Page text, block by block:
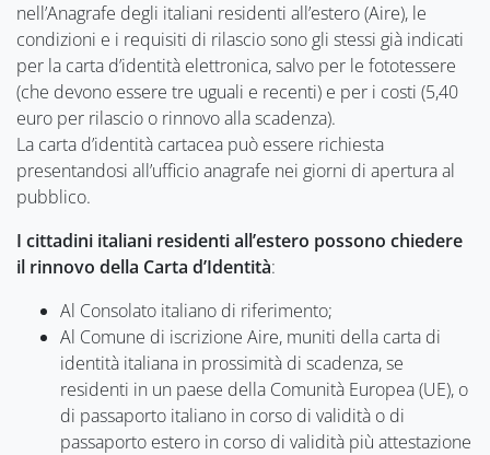
nell’Anagrafe degli italiani residenti all’estero (Aire), le
condizioni e i requisiti di rilascio sono gli stessi già indicati
per la carta d’identità elettronica, salvo per le fototessere
(che devono essere tre uguali e recenti) e per i costi (5,40
euro per rilascio o rinnovo alla scadenza).
La carta d’identità cartacea può essere richiesta
presentandosi all’ufficio anagrafe nei giorni di apertura al
pubblico.
I cittadini italiani residenti all’estero possono chiedere
il rinnovo della Carta d’Identità:
Al Consolato italiano di riferimento;
Al Comune di iscrizione Aire, muniti della carta di
identità italiana in prossimità di scadenza, se
residenti in un paese della Comunità Europea (UE), o
di passaporto italiano in corso di validità o di
passaporto estero in corso di validità più attestazione